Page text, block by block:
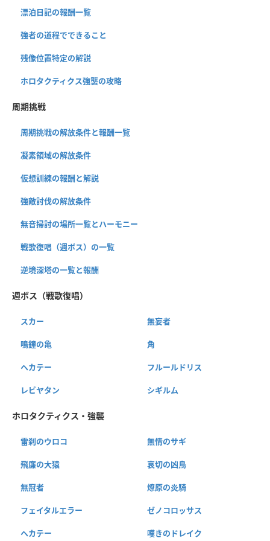
漂泊日記の報酬一覧
強者の道程でできること
残像位置特定の解説
ホロタクティクス強襲の攻略
周期挑戦
周期挑戦の解放条件と報酬一覧
凝素領域の解放条件
仮想訓練の報酬と解説
強敵討伐の解放条件
無音掃討の場所一覧とハーモニー
戦歌復唱（週ボス）の一覧
逆境深塔の一覧と報酬
週ボス（戦歌復唱）
スカー 無妄者
鳴鐘の亀 角
ヘカテー フルールドリス
レビヤタン シギルム
ホロタクティクス・強襲
雷刹のウロコ 無情のサギ
飛廉の大猿 哀切の凶鳥
無冠者 燎原の炎騎
フェイタルエラー ゼノコロッサス
ヘカテー 嘆きのドレイク